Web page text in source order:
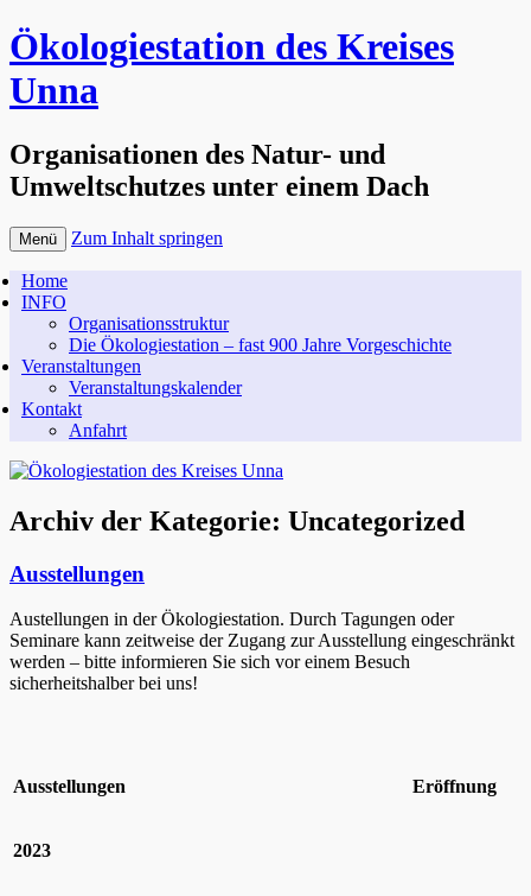
Ökologiestation des Kreises
Unna
Organisationen des Natur- und
Umweltschutzes unter einem Dach
Menü Zum Inhalt springen
Home
INFO
Organisationsstruktur
Die Ökologiestation – fast 900 Jahre Vorgeschichte
Veranstaltungen
Veranstaltungskalender
Kontakt
Anfahrt
Archiv der Kategorie: Uncategorized
Ausstellungen
Austellungen in der Ökologiestation. Durch Tagungen oder
Seminare kann zeitweise der Zugang zur Ausstellung eingeschränkt
werden – bitte informieren Sie sich vor einem Besuch
sicherheitshalber bei uns!
Ausstellungen Eröffnung
2023